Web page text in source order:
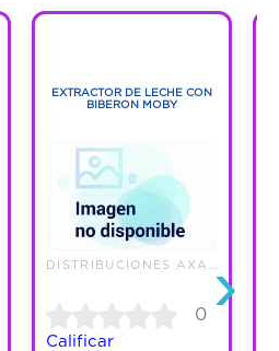
EXTRACTOR DE LECHE CON
BIBERON MOBY
0
Calificar
›